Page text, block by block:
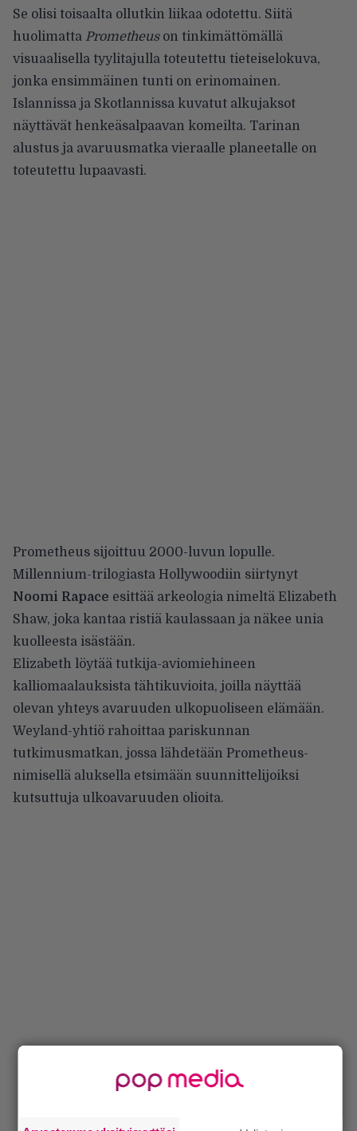
Se olisi toisaalta ollutkin liikaa odotettu. Siitä
huolimatta Prometheuson tinkimättömällä
visuaalisella tyylitajulla toteutettu tieteiselokuva,
jonka ensimmäinen tunti on erinomainen.
Islannissa ja Skotlannissa kuvatut alkujaksot
näyttävät henkeäsalpaavan komeilta. Tarinan
alustus ja avaruusmatka vieraalle planeetalle on
toteutettu lupaavasti.
Prometheus sijoittuu 2000-luvun lopulle.
Millennium-trilogiasta Hollywoodiin siirtynyt
Noomi Rapace esittää arkeologia nimeltä Elizabeth
Shaw, joka kantaa ristiä kaulassaan ja näkee unia
kuolleesta isästään.
Elizabeth löytää tutkija-aviomiehineen
kalliomaalauksista tähtikuvioita, joilla näyttää
olevan yhteys avaruuden ulkopuoliseen elämään.
Weyland-yhtiö rahoittaa pariskunnan
tutkimusmatkan, jossa lähdetään Prometheus-
nimisellä aluksella etsimään suunnittelijoiksi
kutsuttuja ulkoavaruuden olioita.